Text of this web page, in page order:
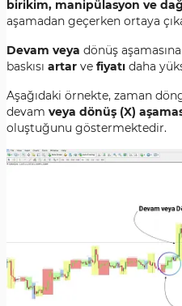
birikim, manipülasyon ve
aşamadan geçerken ortaya
Devam veya dönüş aşamasına
baskısı artar ve fiyatı daha
Aşağıdaki örnekte, zaman
devam veya dönüş (X)
oluştuğunu göstermektedir.